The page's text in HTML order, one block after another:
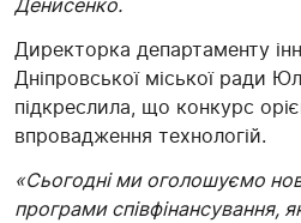
Денисенко.
Директорка департаменту
Дніпровської міської ради
підкреслила, що конкурс
впровадження технологій.
«Сьогодні ми оголошуємо
програми співфінансування,